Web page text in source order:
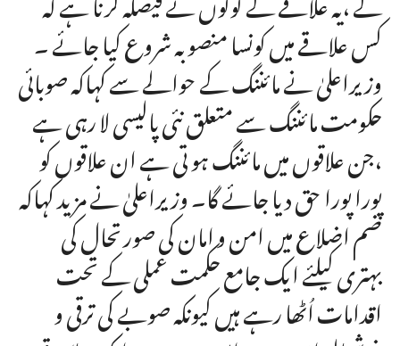
کس علاقے میں کونسا منصوبہ شروع کیا جائے ۔
وزیراعلیٰ نے مائننگ کے حوالے سے کہاکہ صوبائی
حکومت مائننگ سے متعلق نئی پالیسی لا رہی ہے
،جن علاقوں میں مائننگ ہو تی ہے ان علاقوں کو
پورا پورا حق دیا جائے گا۔ وزیراعلیٰ نے مزید کہاکہ
ضم اضلاع میں امن و امان کی صورتحال کی
بہتری کیلئے ایک جامع حکمت عملی کے تحت
اقدامات اُٹھا رہے ہیں کیونکہ صوبے کی ترقی و